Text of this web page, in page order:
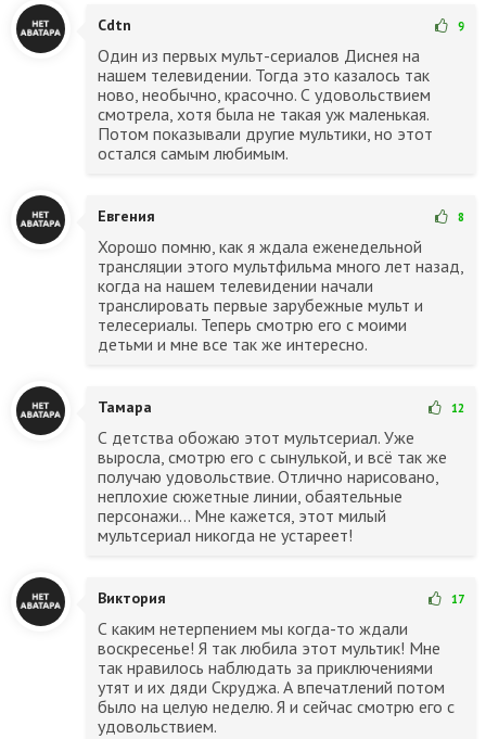
Cdtn 9
Один из первых мульт-сериалов Диснея на
нашем телевидении. Тогда это казалось так
ново, необычно, красочно. С удовольствием
смотрела, хотя была не такая уж маленькая.
Потом показывали другие мультики, но этот
остался самым любимым.
Евгения 8
Хорошо помню, как я ждала еженедельной
трансляции этого мультфильма много лет назад,
когда на нашем телевидении начали
транслировать первые зарубежные мульт и
телесериалы. Теперь смотрю его с моими
детьми и мне все так же интересно.
Тамара 12
С детства обожаю этот мультсериал. Уже
выросла, смотрю его с сынулькой, и всё так же
получаю удовольствие. Отлично нарисовано,
неплохие сюжетные линии, обаятельные
персонажи... Мне кажется, этот милый
мультсериал никогда не устареет!
Виктория 17
С каким нетерпением мы когда-то ждали
воскресенье! Я так любила этот мультик! Мне
так нравилось наблюдать за приключениями
утят и их дяди Скруджа. А впечатлений потом
было на целую неделю. Я и сейчас смотрю его с
удовольствием.